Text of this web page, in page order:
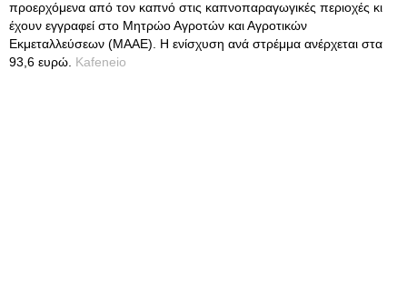
προερχόμενα από τον καπνό στις καπνοπαραγωγικές περιοχές κι
έχουν εγγραφεί στο Μητρώο Αγροτών και Αγροτικών
Εκμεταλλεύσεων (ΜΑΑΕ). Η ενίσχυση ανά στρέμμα ανέρχεται στα
93,6 ευρώ. Kafeneio